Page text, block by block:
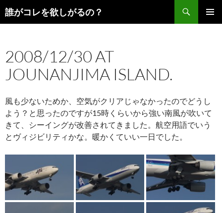
コ
ン
ツ
へ
ッ
プ
誰がコレを欲しがるの？
検
索
2008/12/30 AT
JOUNANJIMA ISLAND.
風も少ないためか、空気がクリアじゃなかったのでどうし
よう？と思ったのですが15時くらいから強い南風が吹いて
きて、シーイングが改善されてきました。航空用語でいう
とヴィジビリティかな。暖かくていい一日でした。